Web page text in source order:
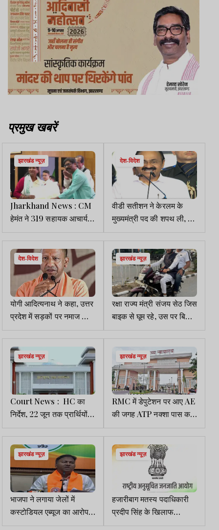
प्रमुख खबरें
झारखंड न्यूज़
Jharkhand News : CM
हेमंत ने 319 सहायक आचार्य व
17 महिला पर्यवेक्षिका को सौंपा
नियुक्ति पत्र
देश-विदेश
वीडी सतीशन ने केरलम के
मुख्यमंत्री पद की शपथ ली, 20
विधायक भी मंत्री बनाये गये
देश-विदेश
योगी आदित्यनाथ ने कहा, उत्तर
प्रदेश में सड़कों पर नमाज की
इजाजत नहीं दी जायेगी
झारखंड न्यूज़
रक्षा राज्य मंत्री संजय सेठ जिस
बाइक से घूम रहे, उस पर बिना
हेलमेट चलने के 11 चालान
पेंडिंग
झारखंड न्यूज़
Court News : HC का
निर्देश, 22 जून तक प्रार्थियों
का पेंशन-बकाया भुगतान करें,
नहीं तो उच्च शिक्षा निदेशक की
सैलरी रोकी जाएगी
झारखंड न्यूज़
RMC में डेपुटेशन पर आए AE
की जगह ATP नक्शा पास करें:
हाईकोर्ट
झारखंड न्यूज़
भाजपा ने लगाया जेलों में
कस्टोडियल एब्यूज का आरोप,
न्यायिक जांच की मांग
झारखंड न्यूज़
हजारीबाग मतस्य पदाधिकारी
प्रदीप सिंह के खिलाफ
शिकायत, NCSC ने DC-SP